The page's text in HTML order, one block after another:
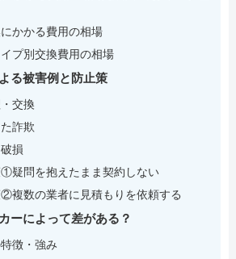
かかる費用の相場
プ別交換費用の相場
る被害例と防止策
交換
詐欺
損
疑問を抱えたまま契約しない
複数の業者に見積もりを依頼する
ーによって差がある？
徴・強み